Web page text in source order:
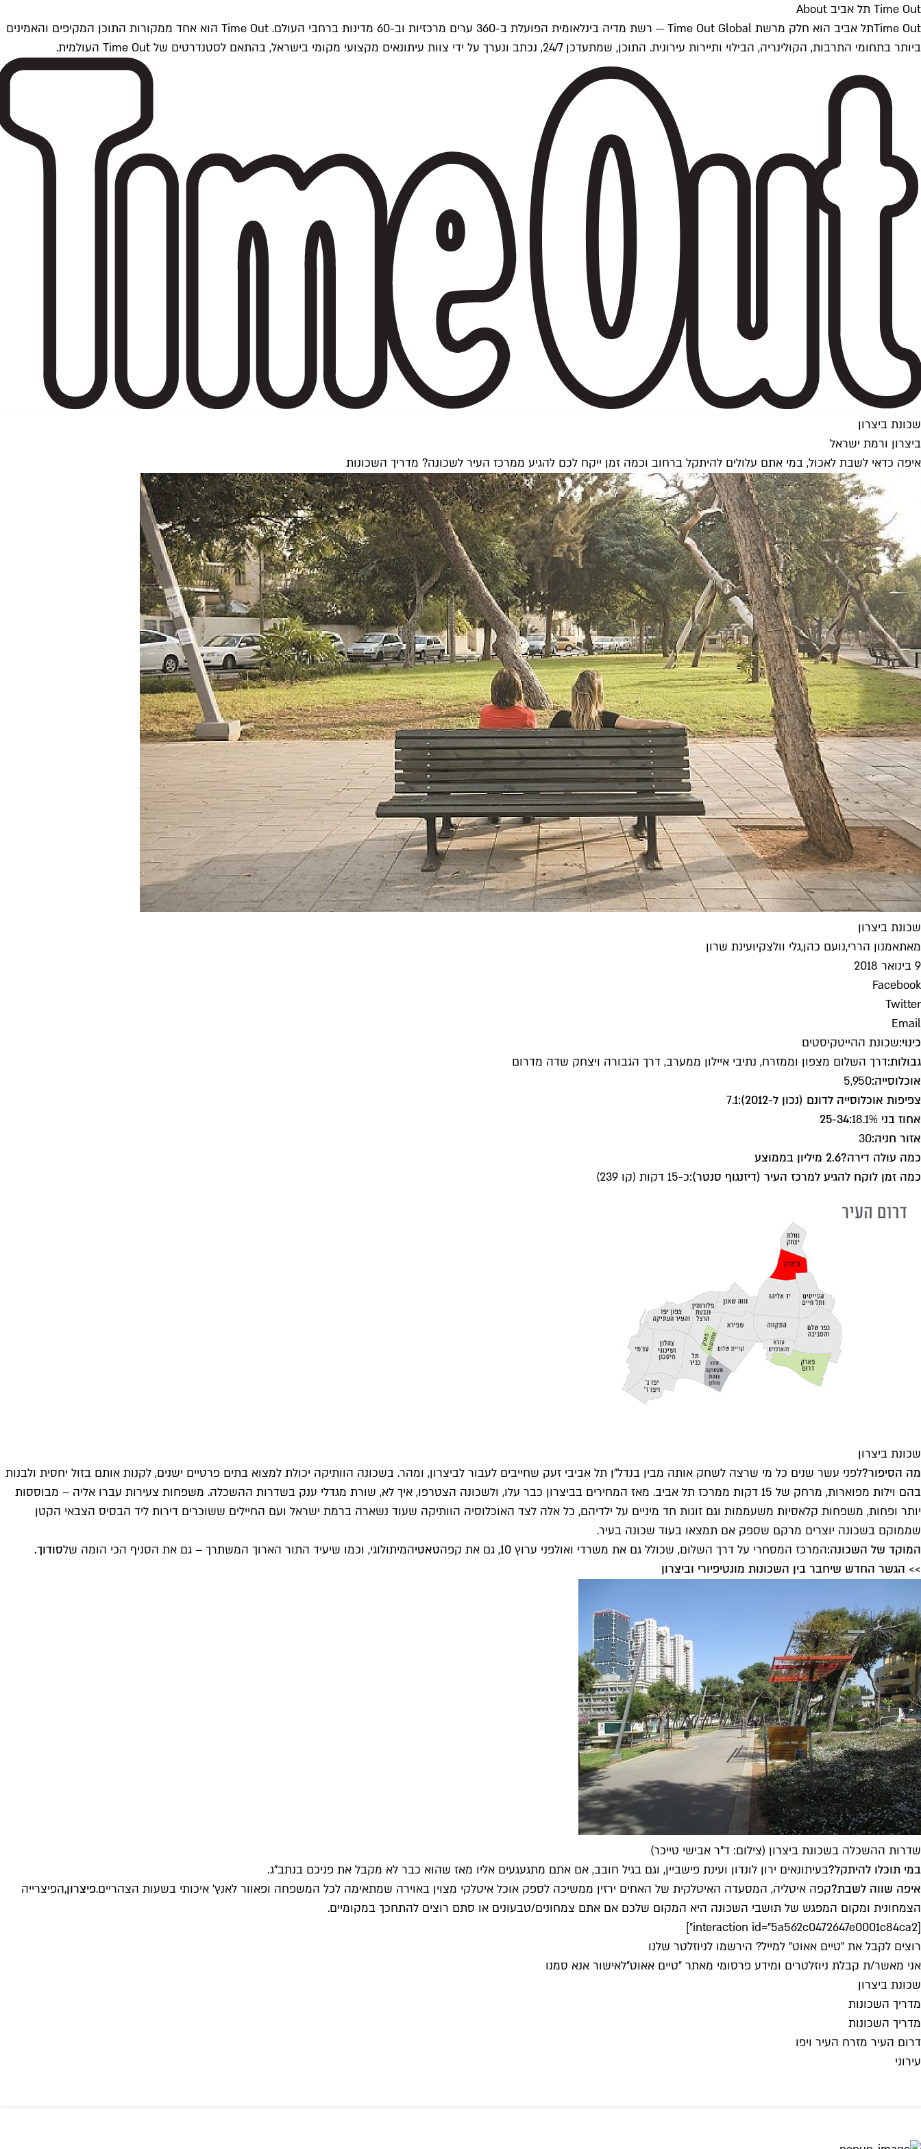
Time Out תל אביב About
Time Outתל אביב הוא חלק מרשת Time Out Global — רשת מדיה בינלאומית הפועלת ב-360 ערים מרכזיות וב-60 מדינות ברחבי העולם. Time Out הוא אחד ממקורות התוכן המקיפים והאמינים
ביותר בתחומי התרבות, הקולינריה, הבילוי ותיירות עירונית. התוכן, שמתעדכן 24/7, נכתב ונערך על ידי צוות עיתונאים מקצועי מקומי בישראל, בהתאם לסטנדרטים של Time Out העולמית.
שכונת ביצרון
ביצרון ורמת ישראל
איפה כדאי לשבת לאכול, במי אתם עלולים להיתקל ברחוב וכמה זמן ייקח לכם להגיע ממרכז העיר לשכונה? מדריך השכונות
שכונת ביצרון
מאתאמנון הררי,נועם כהן,גלי וולצקיועינת שרון
9 בינואר 2018
Facebook
Twitter
Email
כינוי:שכונת ההייטקיסטים
גבולות:דרך השלום מצפון וממזרח, נתיבי איילון ממערב, דרך הגבורה ויצחק שדה מדרום
אוכלוסייה:5,950
צפיפות אוכלוסייה לדונם (נכון ל-2012):
7.1
אחוז בני 25-34: 18.1%
אזור חניה:30
כמה עולה דירה?2.6 מיליון בממוצע
כמה זמן לוקח להגיע למרכז העיר (דיזנגוף סנטר):כ-15 דקות (קו 239)
שכונת ביצרון
מה הסיפור?לפני עשר שנים כל מי שרצה לשחק אותה מבין בנדל"ן תל אביבי זעק שחייבים לעבור לביצרון, ומהר. בשכונה הוותיקה יכולת למצוא בתים פרטיים ישנים, לקנות אותם בזול יחסית ולבנות
בהם וילות מפוארות, מרחק של 15 דקות ממרכז תל אביב. מאז המחירים בביצרון כבר עלו, ולשכונה הצטרפו, איך לא, שורת מגדלי ענק בשדרות ההשכלה. משפחות צעירות עברו אליה – מבוססות
יותר ופחות, משפחות קלאסיות משעממות וגם זוגות חד מיניים על ילדיהם, כל אלה לצד האוכלוסיה הוותיקה שעוד נשארה ברמת ישראל ועם החיילים ששוכרים דירות ליד הבסיס הצבאי הקטן
שממוקם בשכונה יוצרים מרקם שספק אם תמצאו בעוד שכונה בעיר.
המוקד של השכונה:המרכז המסחרי על דרך השלום, שכולל גם את משרדי ואולפני ערוץ 10, גם את קפה טאטיהמיתולוגי, וכמו שיעיד התור הארוך המשתרך – גם את הסניף הכי הומה שלסודוך.
>> הגשר החדש שיחבר בין השכונות מונטיפיורי וביצרון
שדרות ההשכלה בשכונת ביצרון (צילום: ד"ר אבישי טייכר)
במי תוכלו להיתקל?בעיתונאים ירון לונדון ועינת פישביין, וגם בגיל חובב, אם אתם מתגעגעים אליו מאז שהוא כבר לא מקבל את פניכם בנתב"ג.
איפה שווה לשבת?קפה איטליה, המסעדה האיטלקית של האחים ירזין ממשיכה לספק אוכל איטלקי מצוין באוירה שמתאימה לכל המשפחה ופאוור לאנץ' איכותי בשעות הצהריים.פיצרון,הפיצרייה
הצמחונית ומקום המפגש של תושבי השכונה היא המקום שלכם אם אתם צמחונים/טבעונים או סתם רוצים להתחכך במקומיים.
[interaction id="5a562c0472647e0001c84ca2"]
רוצים לקבל את ״טיים אאוט״ למייל? הירשמו לניוזלטר שלנו
אני מאשר/ת קבלת ניוזלטרים ומידע פרסומי מאתר ״טיים אאוט״לאישור אנא סמנו
שכונת ביצרון
מדריך השכונות
מדריך השכונות
דרום העיר מזרח העיר ויפו
עירוני